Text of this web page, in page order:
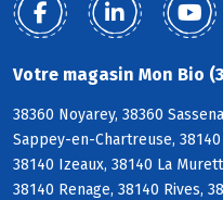
Votre magasin Mon Bio
38360 Noyarey, 38360
Sappey-en-Chartreuse,
38140 Izeaux, 38140 La
38140 Renage, 38140 Rives,